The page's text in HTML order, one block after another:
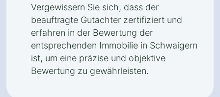
Vergewissern Sie sich, dass der
beauftragte Gutachter zertifiziert und
erfahren in der Bewertung der
entsprechenden Immobilie in Schwaigern
ist, um eine präzise und objektive
Bewertung zu gewährleisten.